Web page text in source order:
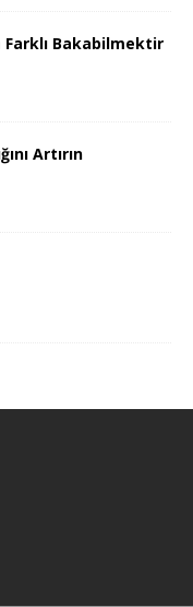
Farklı Bakabilmektir
Artırın